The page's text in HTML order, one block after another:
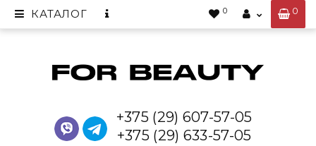
0
КАТАЛОГ 0
+375 (29) 607-57-05
+375 (29) 633-57-05